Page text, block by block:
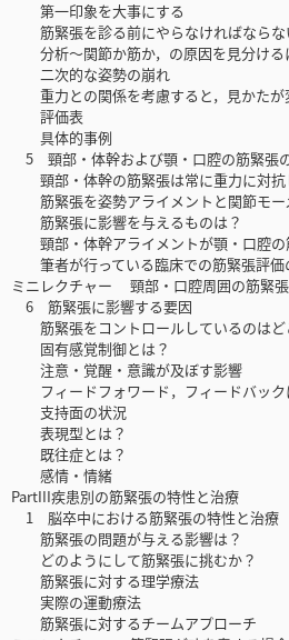
第一印象を大事にする
筋緊張を診る前にやらなければならな
分析〜関節か筋か，の原因を見分ける
二次的な姿勢の崩れ
重力との関係を考慮すると，見かたが
評価表
具体的事例
5‌ 頸部・体幹および顎・口腔の筋緊張
頸部・体幹の筋緊張は常に重力に対抗
筋緊張を姿勢アライメントと関節モー
筋緊張に影響を与えるものは？
頸部・体幹アライメントが顎・口腔の
筆者が行っている臨床での筋緊張評価
ミニレクチャー 頸部・口腔周囲の筋緊
6 筋緊張に影響する要因
筋緊張をコントロールしているのはど
固有感覚制御とは？
注意・覚醒・意識が及ぼす影響
フィードフォワード，フィードバック
支持面の状況
表現型とは？
既往症とは？
感情・情緒
PartIII疾患別の筋緊張の特性と治療
1 脳卒中における筋緊張の特性と治療
筋緊張の問題が与える影響は？
どのようにして筋緊張に挑むか？
筋緊張に対する理学療法
実際の運動療法
筋緊張に対するチームアプローチ